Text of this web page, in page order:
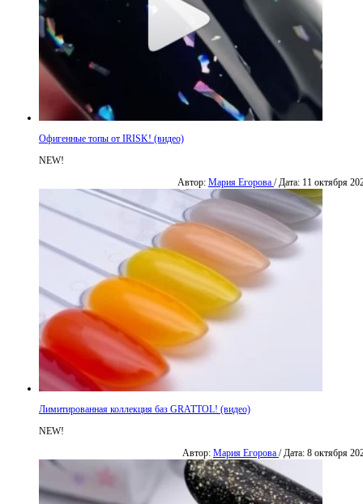
Офигенные топы от IRISK! (видео)
NEW!
Автор: Мария Егорова / Дата: 11 октября
Лимитированная коллекция баз GRATTOL! (видео)
NEW!
Автор: Мария Егорова / Дата: 8 октября